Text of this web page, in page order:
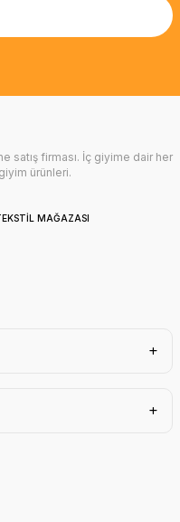
satış firması. İç giyime dair her
ürünleri.
MAĞAZASI